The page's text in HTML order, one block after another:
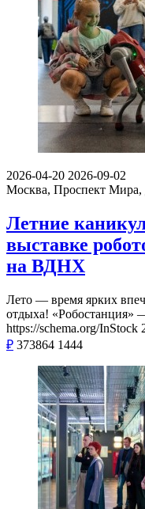
2026-04-20 2026-09-02
Москва, Проспект Мира,
Летние
выставке
на ВДНХ
Лето — время ярких
отдыха! «Робостанция»
https://schema.org/InStock
₽ 373864 1444